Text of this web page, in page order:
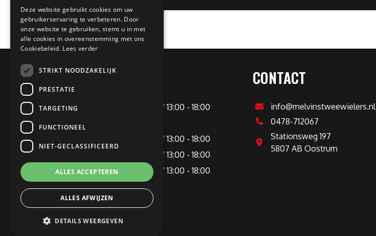
OPENINGSTIJDEN
Maandag
09:00 - 12:00 / 13:00 - 18:00
Dinsdag
09:00 - 12:00 / 13:00 - 18:00
09:00 - 12:00 / 13:00 - 18:00
Vrijdag
09:00 - 12:00 / 13:00 - 18:00
Zaterdag
09:00 - 16:00
Zondag
Gesloten
CONTACT
info@melvinstweewielers.nl
0478-712067
Stationsweg 197
5807 AB Oostrum
Deze website gebruikt cookies om uw
gebruikerservaring te verbeteren. Door
onze website te gebruiken, stemt u in met
alle cookies in overeenstemming met ons
Cookiebeleid. Lees verder
STRIKT NOODZAKELIJK
PRESTATIE
TARGETING
FUNCTIONEEL
NIET-GECLASSIFICEERD
ALLES ACCEPTEREN
ALLES AFWIJZEN
DETAILS WEERGEVEN